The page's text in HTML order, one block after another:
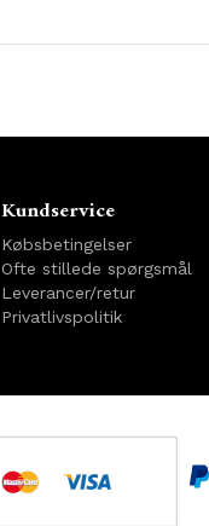
Kundservice
Købsbetingelser
Ofte stillede spørgsmål
Leverancer/retur
Privatlivspolitik